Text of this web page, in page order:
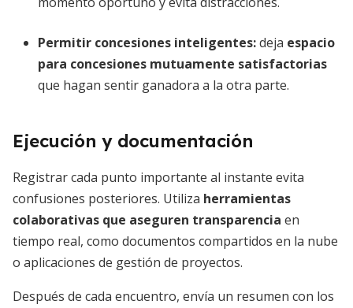
Permitir concesiones inteligentes:deja espacio
para concesiones mutuamente satisfactorias
que hagan sentir ganadora a la otra parte.
Ejecución y documentación
Registrar cada punto importante al instante evita
confusiones posteriores. Utiliza herramientas
colaborativas que aseguren transparencia en
tiempo real, como documentos compartidos en la nube
o aplicaciones de gestión de proyectos.
Después de cada encuentro, envía un resumen con los